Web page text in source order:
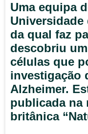
Uma equipa
Universidade
da qual faz
descobriu
células que
investigação
Alzheimer.
publicada na
britânica